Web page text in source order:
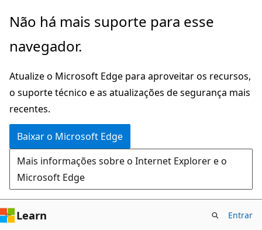
Pular
o
principal
Não há mais suporte para esse
navegador.
Atualize o Microsoft Edge para aproveitar os recursos,
o suporte técnico e as atualizações de segurança mais
recentes.
Baixar o Microsoft Edge
Mais informações sobre o Internet Explorer e o
Microsoft Edge
Learn Entrar